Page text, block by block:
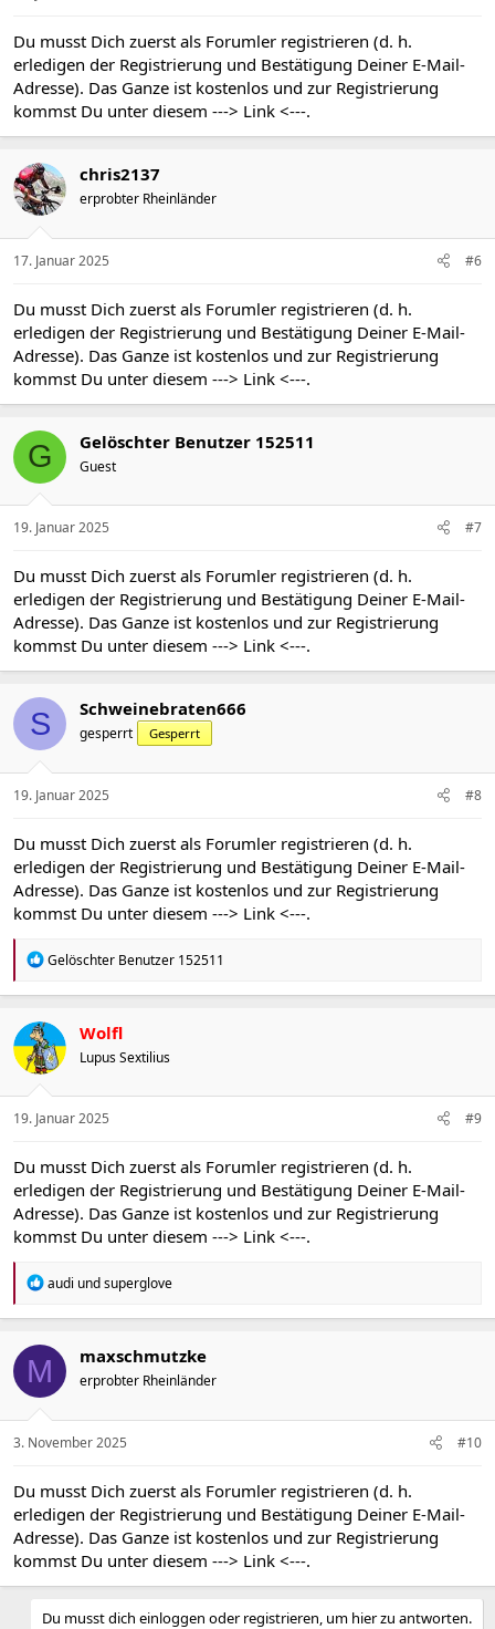
Du musst Dich zuerst als Forumler registrieren (d. h.
erledigen der Registrierung und Bestätigung Deiner E-Mail-
Adresse). Das Ganze ist kostenlos und zur Registrierung
kommst Du unter diesem ---> Link <---.
chris2137
erprobter Rheinländer
17. Januar 2025 #6
Du musst Dich zuerst als Forumler registrieren (d. h.
erledigen der Registrierung und Bestätigung Deiner E-Mail-
Adresse). Das Ganze ist kostenlos und zur Registrierung
kommst Du unter diesem ---> Link <---.
G Gelöschter Benutzer 152511
Guest
19. Januar 2025 #7
Du musst Dich zuerst als Forumler registrieren (d. h.
erledigen der Registrierung und Bestätigung Deiner E-Mail-
Adresse). Das Ganze ist kostenlos und zur Registrierung
kommst Du unter diesem ---> Link <---.
S Schweinebraten666
gesperrt Gesperrt
19. Januar 2025 #8
Du musst Dich zuerst als Forumler registrieren (d. h.
erledigen der Registrierung und Bestätigung Deiner E-Mail-
Adresse). Das Ganze ist kostenlos und zur Registrierung
kommst Du unter diesem ---> Link <---.
R
a
t
i
o
e
n
Gelöschter Benutzer 152511
Wolfl
Lupus Sextilius
19. Januar 2025 #9
Du musst Dich zuerst als Forumler registrieren (d. h.
erledigen der Registrierung und Bestätigung Deiner E-Mail-
Adresse). Das Ganze ist kostenlos und zur Registrierung
kommst Du unter diesem ---> Link <---.
R
a
t
i
o
e
n
audi undsuperglove
M maxschmutzke
erprobter Rheinländer
3. November 2025 #10
Du musst Dich zuerst als Forumler registrieren (d. h.
erledigen der Registrierung und Bestätigung Deiner E-Mail-
Adresse). Das Ganze ist kostenlos und zur Registrierung
kommst Du unter diesem ---> Link <---.
Du musst dich einloggen oder registrieren, um hier zu antworten.